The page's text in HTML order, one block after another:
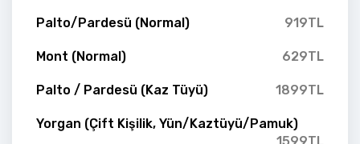
Palto/Pardesü (Normal) 919TL
Mont (Normal) 629TL
Palto / Pardesü (Kaz Tüyü) 1899TL
Yorgan (Çift Kişilik, Yün/Kaztüyü/Pamuk)
1599TL